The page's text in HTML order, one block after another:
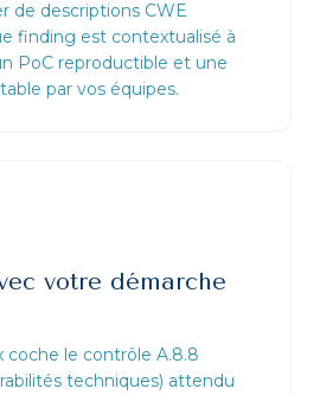
de descriptions CWE
finding est contextualisé à
PoC reproductible et une
par vos équipes.
votre démarche
coche le contrôle A.8.8
techniques) attendu